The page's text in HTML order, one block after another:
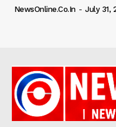
NewsOnline.co.in - July 31,